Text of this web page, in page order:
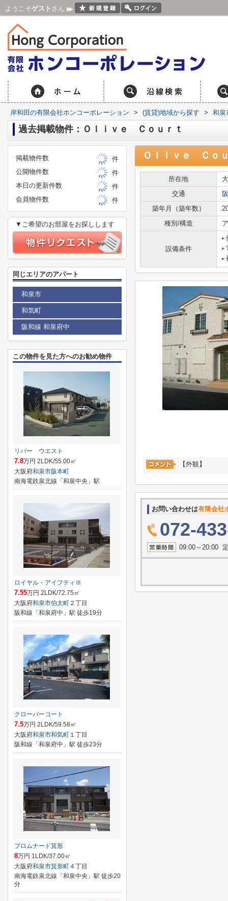
ようこそゲスト さん
岸和田の有限会社ホンコーポレーション > (賃貸)地域から探す > 和泉
過去掲載物件：Ｏｌｉｖｅ Ｃｏｕｒｔ
Ｏｌｉｖｅ Ｃｏ
所在地
交通
築年月（築年数）
種別/構造
設備条件
【外観】
お問い合わせは有限会社
072-
09:00～20:00
掲載物件数
件
公開物件数
件
本日の更新件数
件
会員物件数
件
▼ご希望のお部屋をお探しします
同じエリアのアパート
和泉市
和気町
阪和線 和泉府中
この物件を見た方へのお勧め物件
リバー ウエスト
7.8万円 2LDK/55.00㎡
大阪府和泉市阪本町
南海電鉄泉北線「和泉中央」駅
ロイヤル・アイフティⅢ
7.55万円 2LDK/72.75㎡
大阪府和泉市伯太町 ２丁目
阪和線「和泉府中」駅 徒歩19分
クローバーコート
7.5万円 2LDK/59.58㎡
大阪府和泉市和気町 １丁目
阪和線「和泉府中」駅 徒歩23分
プロムナード箕形
8万円 1LDK/37.00㎡
大阪府和泉市箕形町４丁目
南海電鉄泉北線「和泉中央」駅 徒歩20
分